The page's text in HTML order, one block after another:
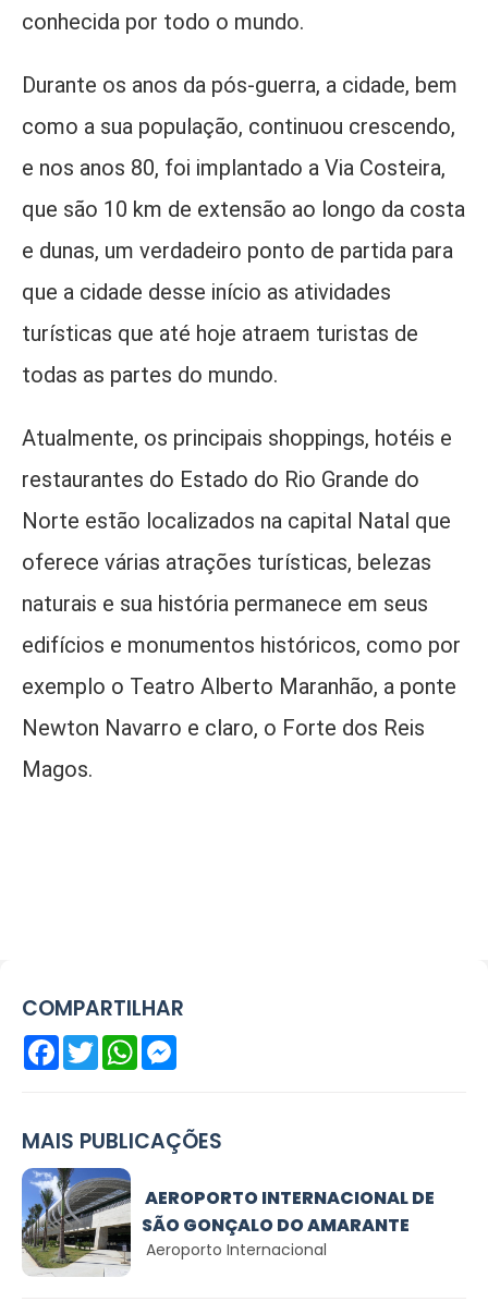
conhecida por todo o mundo.
Durante os anos da pós-guerra, a cidade, bem
como a sua população, continuou crescendo,
e nos anos 80, foi implantado a Via Costeira,
que são 10 km de extensão ao longo da costa
e dunas, um verdadeiro ponto de partida para
que a cidade desse início as atividades
turísticas que até hoje atraem turistas de
todas as partes do mundo.
Atualmente, os principais shoppings, hotéis e
restaurantes do Estado do Rio Grande do
Norte estão localizados na capital Natal que
oferece várias atrações turísticas, belezas
naturais e sua história permanece em seus
edifícios e monumentos históricos, como por
exemplo o Teatro Alberto Maranhão, a ponte
Newton Navarro e claro, o Forte dos Reis
Magos.
COMPARTILHAR
Facebook
TwitterWhatsApp
MAIS PUBLICAÇÕES
AEROPORTO INTERNACIONAL DE
SÃO GONÇALO DO AMARANTE
Aeroporto Internacional